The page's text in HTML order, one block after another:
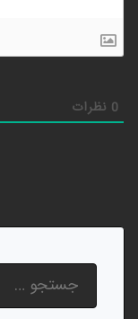
0 نظرات